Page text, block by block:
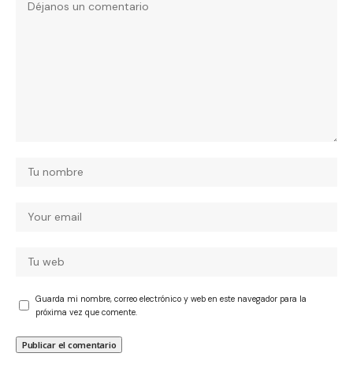
Guarda mi nombre, correo electrónico y web en este navegador para la
próxima vez que comente.